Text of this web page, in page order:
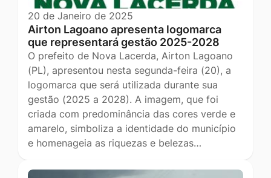
20 de Janeiro de 2025
Airton Lagoano apresenta logomarca
que representará gestão 2025-2028
O prefeito de Nova Lacerda, Airton Lagoano
(PL), apresentou nesta segunda-feira (20), a
logomarca que será utilizada durante sua
gestão (2025 a 2028). A imagem, que foi
criada com predominância das cores verde e
amarelo, simboliza a identidade do município
e homenageia as riquezas e belezas…